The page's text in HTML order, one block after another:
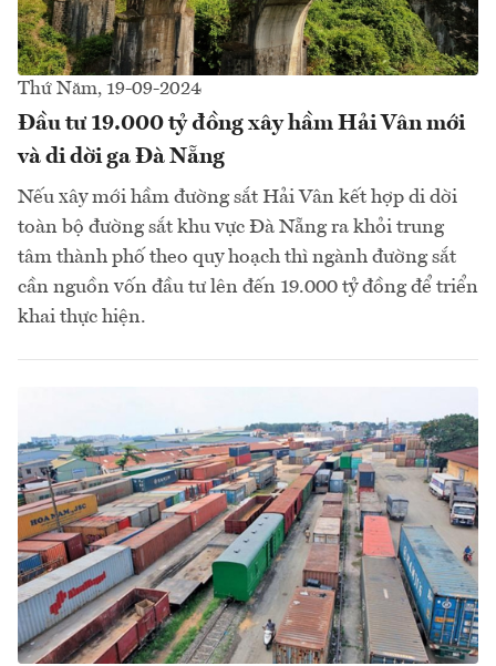
Thứ Năm, 19-09-2024
Đầu tư 19.000 tỷ đồng xây hầm Hải Vân mới
và di dời ga Đà Nẵng
Nếu xây mới hầm đường sắt Hải Vân kết hợp di dời
toàn bộ đường sắt khu vực Đà Nẵng ra khỏi trung
tâm thành phố theo quy hoạch thì ngành đường sắt
cần nguồn vốn đầu tư lên đến 19.000 tỷ đồng để triển
khai thực hiện.